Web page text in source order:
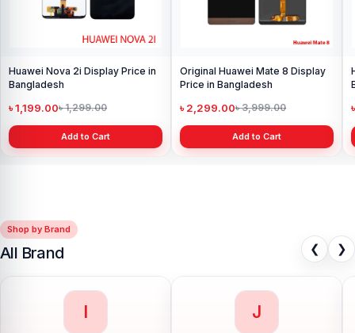
Huawei Nova 2i Display Price in
Bangladesh
৳ 1,199.00৳ 1,299.00
Add to Cart
Original Huawei Mate 8 Display
Price in Bangladesh
৳ 2,299.00৳ 3,999.00
Add to Cart
Shop by Brand
All Brand ❮ ❯
I J